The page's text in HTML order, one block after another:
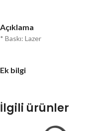
Açıklama
* Baskı: Lazer
Ek bilgi
İlgili ürünler